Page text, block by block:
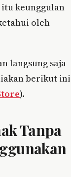
keunggulan
oleh
langsung saja
berikut ini
).
Tanpa